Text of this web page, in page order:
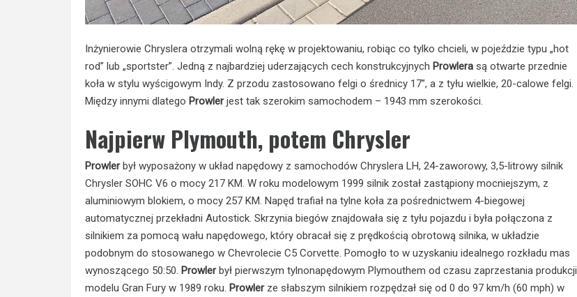
Inżynierowie Chryslera otrzymali wolną rękę w projektowaniu, robiąc co tylko chcieli, w pojeździe typu „hot
rod” lub „sportster”. Jedną z najbardziej uderzających cech konstrukcyjnych Prowlera są otwarte przednie
koła w stylu wyścigowym Indy. Z przodu zastosowano felgi o średnicy 17”, a z tyłu wielkie, 20-calowe felgi.
Między innymi dlatego Prowlerjest tak szerokim samochodem – 1943 mm szerokości.
Najpierw Plymouth, potem Chrysler
Prowlerbył wyposażony w układ napędowy z samochodów Chryslera LH, 24-zaworowy, 3,5-litrowy silnik
Chrysler SOHC V6 o mocy 217 KM. W roku modelowym 1999 silnik został zastąpiony mocniejszym, z
aluminiowym blokiem, o mocy 257 KM. Napęd trafiał na tylne koła za pośrednictwem 4-biegowej
automatycznej przekładni Autostick. Skrzynia biegów znajdowała się z tyłu pojazdu i była połączona z
silnikiem za pomocą wału napędowego, który obracał się z prędkością obrotową silnika, w układzie
podobnym do stosowanego w Chevrolecie C5 Corvette. Pomogło to w uzyskaniu idealnego rozkładu mas
wynoszącego 50:50. Prowlerbył pierwszym tylnonapędowym Plymouthem od czasu zaprzestania produkcji
modelu Gran Fury w 1989 roku. Prowlerze słabszym silnikiem rozpędzał się od 0 do 97 km/h (60 mph) w